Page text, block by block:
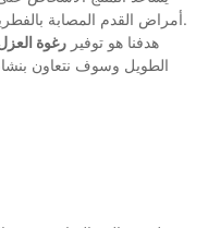
أمراض القدم المصابة بالفطريات والتي قد تسبب المزيد من عدوى الجلد.
هدفنا هو توفير رغوة
الطويل وسوف نتعاون